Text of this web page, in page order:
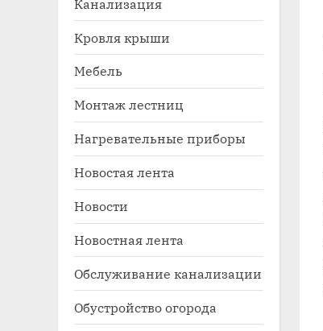
sub-
Кровля крыши
Мебель
Монтаж лестниц
Нагревательные приборы
Новостая лента
Новости
Новостная лента
Обслуживание канализации
Обустройство огорода